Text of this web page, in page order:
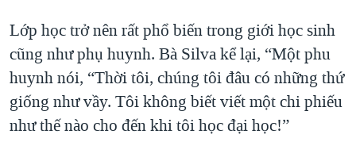
Lớp học trở nên rất phổ biến trong giới học sinh
cũng như phụ huynh. Bà Silva kể lại, “Một phu
huynh nói, “Thời tôi, chúng tôi đâu có những thứ
giống như vầy. Tôi không biết viết một chi phiếu
như thế nào cho đến khi tôi học đại học!”